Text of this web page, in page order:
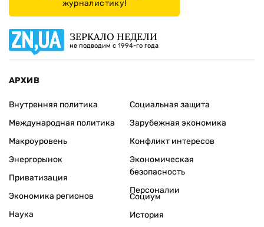
журналистику!
ЗЕРКАЛО НЕДЕЛИ
не подводим с 1994-го года
АРХИВ
Внутренняя политика
Международная политика
Макроуровень
Энергорынок
Приватизация
Экономика регионов
Социальная защита
Зарубежная экономика
Конфликт интересов
Экономическая
безопасность
Персоналии
Наука
Социум
История